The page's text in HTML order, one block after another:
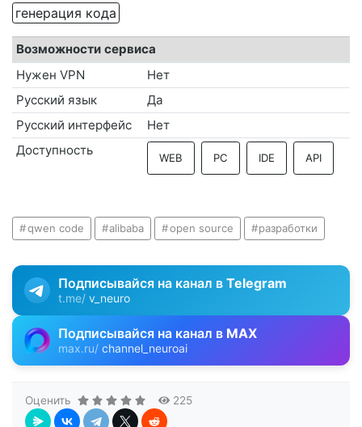
генерация кода
Возможности сервиса
Нужен VPN
Нет
Русский язык
Да
Русский интерфейс
Нет
Доступность
WEB PC IDE API
qwen code alibaba open source разработки
Подписывайся на канал в Telegram
t.me/ v_neuro
Подписывайся на канал в MAX
max.ru/ channel_neuroai
Оценить 225